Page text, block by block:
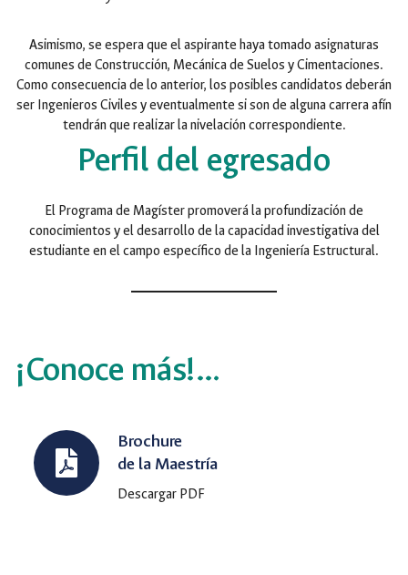
Asimismo, se espera que el aspirante haya tomado asignaturas
comunes de Construcción, Mecánica de Suelos y Cimentaciones.
Como consecuencia de lo anterior, los posibles candidatos deberán
ser Ingenieros Civiles y eventualmente si son de alguna carrera afín
tendrán que realizar la nivelación correspondiente.
Perfil del egresado
El Programa de Magíster promoverá la profundización de
conocimientos y el desarrollo de la capacidad investigativa del
estudiante en el campo específico de la Ingeniería Estructural.
¡Conoce más!…
Brochure
de la Maestría
Descargar PDF